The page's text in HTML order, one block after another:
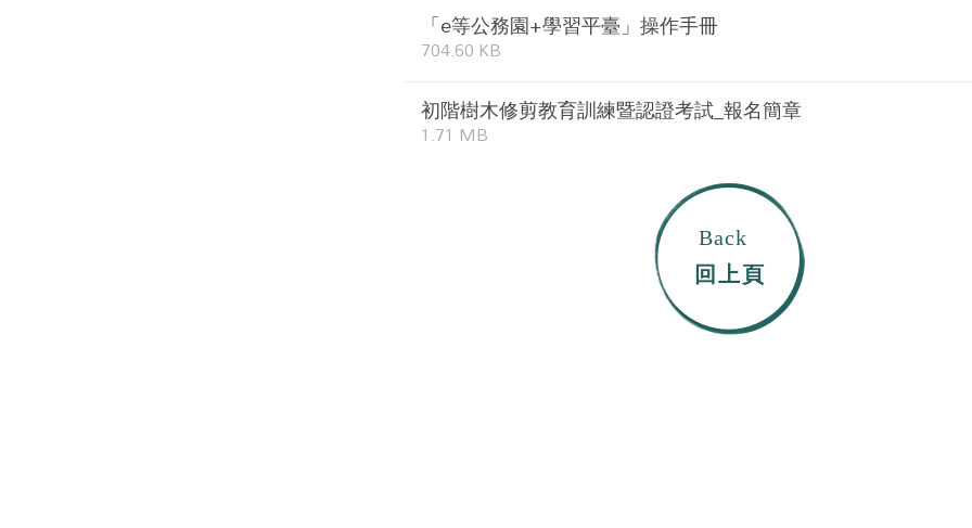
「e等公務園+學習平臺」操作手冊
704.60 KB
初階樹木修剪教育訓練暨認證考試_報名簡章
1.71 MB